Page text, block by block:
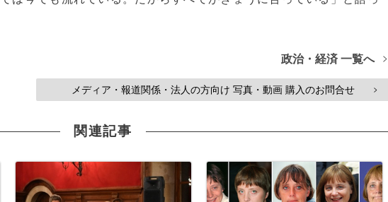
政治・経済 一覧へ >
メディア・報道関係・法人の方向け 写真・動画 購入のお問合せ >
関連記事